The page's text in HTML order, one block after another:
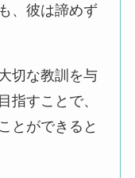
、彼は諦めず
切な教訓を与
指すことで、
とができると